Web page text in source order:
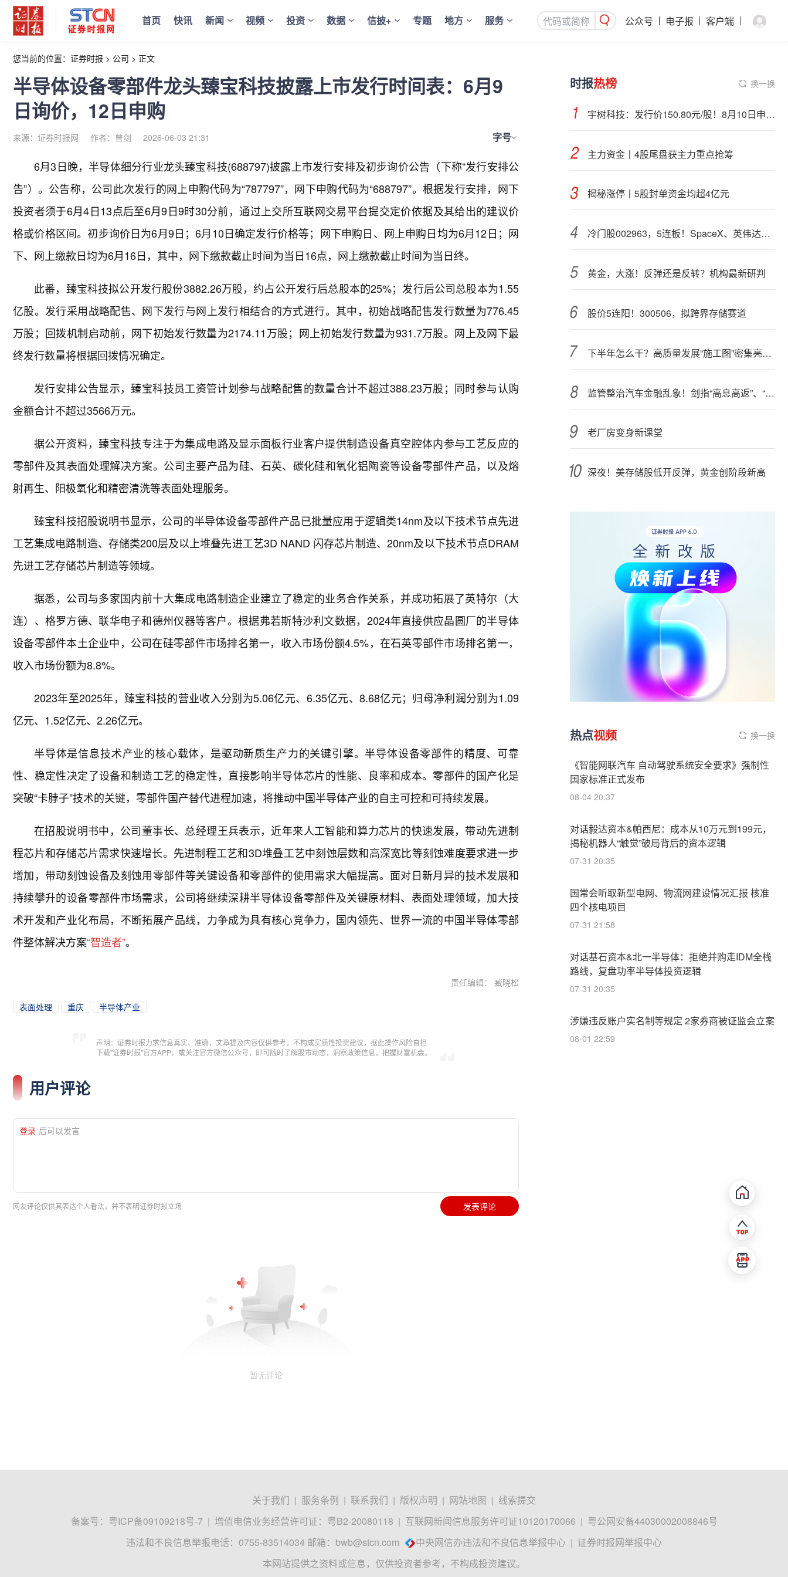
首页 快讯 新闻 视频 投资 数据 信披+ 专题 地方 服务 公众号 电子报 客户端
您当前的位置： 证券时报 > 公司 > 正文
半导体设备零部件龙头臻宝科技披露上市发行时间表：6月9
日询价，12日申购
来源：证券时报网 作者：曾剑 2026-06-03 21:31 字号
6月3日晚，半导体细分行业龙头臻宝科技(688797)披露上市发行安排及初步询价公告（下称“发行安排公
告”）。公告称，公司此次发行的网上申购代码为“787797”，网下申购代码为“688797”。根据发行安排，网下
投资者须于6月4日13点后至6月9日9时30分前，通过上交所互联网交易平台提交定价依据及其给出的建议价
格或价格区间。初步询价日为6月9日；6月10日确定发行价格等；网下申购日、网上申购日均为6月12日；网
下、网上缴款日均为6月16日，其中，网下缴款截止时间为当日16点，网上缴款截止时间为当日终。
此番，臻宝科技拟公开发行股份3882.26万股，约占公开发行后总股本的25%；发行后公司总股本为1.55
亿股。发行采用战略配售、网下发行与网上发行相结合的方式进行。其中，初始战略配售发行数量为776.45
万股；回拨机制启动前，网下初始发行数量为2174.11万股；网上初始发行数量为931.7万股。网上及网下最
终发行数量将根据回拨情况确定。
发行安排公告显示，臻宝科技员工资管计划参与战略配售的数量合计不超过388.23万股；同时参与认购
金额合计不超过3566万元。
据公开资料，臻宝科技专注于为集成电路及显示面板行业客户提供制造设备真空腔体内参与工艺反应的
零部件及其表面处理解决方案。公司主要产品为硅、石英、碳化硅和氧化铝陶瓷等设备零部件产品，以及熔
射再生、阳极氧化和精密清洗等表面处理服务。
臻宝科技招股说明书显示，公司的半导体设备零部件产品已批量应用于逻辑类14nm及以下技术节点先进
工艺集成电路制造、存储类200层及以上堆叠先进工艺3D NAND 闪存芯片制造、20nm及以下技术节点DRAM
先进工艺存储芯片制造等领域。
据悉，公司与多家国内前十大集成电路制造企业建立了稳定的业务合作关系，并成功拓展了英特尔（大
连）、格罗方德、联华电子和德州仪器等客户。根据弗若斯特沙利文数据，2024年直接供应晶圆厂的半导体
设备零部件本土企业中，公司在硅零部件市场排名第一，收入市场份额4.5%，在石英零部件市场排名第一，
收入市场份额为8.8%。
2023年至2025年，臻宝科技的营业收入分别为5.06亿元、6.35亿元、8.68亿元；归母净利润分别为1.09
亿元、1.52亿元、2.26亿元。
半导体是信息技术产业的核心载体，是驱动新质生产力的关键引擎。半导体设备零部件的精度、可靠
性、稳定性决定了设备和制造工艺的稳定性，直接影响半导体芯片的性能、良率和成本。零部件的国产化是
突破“卡脖子”技术的关键，零部件国产替代进程加速，将推动中国半导体产业的自主可控和可持续发展。
在招股说明书中，公司董事长、总经理王兵表示，近年来人工智能和算力芯片的快速发展，带动先进制
程芯片和存储芯片需求快速增长。先进制程工艺和3D堆叠工艺中刻蚀层数和高深宽比等刻蚀难度要求进一步
增加，带动刻蚀设备及刻蚀用零部件等关键设备和零部件的使用需求大幅提高。面对日新月异的技术发展和
持续攀升的设备零部件市场需求，公司将继续深耕半导体设备零部件及关键原材料、表面处理领域，加大技
术开发和产业化布局，不断拓展产品线，力争成为具有核心竞争力，国内领先、世界一流的中国半导体零部
件整体解决方案“智造者”。
责任编辑： 臧晓松
表面处理 重庆 半导体产业
声明：证券时报力求信息真实、准确，文章提及内容仅供参考，不构成实质性投资建议，据此操作风险自担
下载"证券时报"官方APP，或关注官方微信公众号，即可随时了解股市动态，洞察政策信息，把握财富机会。
用户评论
登录 后可以发言
网友评论仅供其表达个人看法，并不表明证券时报立场 发表评论
暂无评论
时报热榜 换一换
宇树科技：发行价150.80元/股！8月10日申购，DeepSeek参与战略配售
主力资金丨4股尾盘获主力重点抢筹
揭秘涨停丨5股封单资金均超4亿元
冷门股002963，5连板！SpaceX、英伟达联手，入局太空算力（附股）
黄金，大涨！反弹还是反转？机构最新研判
股价5连阳！300506，拟跨界存储赛道
下半年怎么干？高质量发展“施工图”密集亮相 聚焦主业提质增效 国资央企向AI要动能
监管整治汽车金融乱象！剑指“高息高返”、“零首付”“低首付”诱导购车
老厂房变身新课堂
深夜！美存储股低开反弹，黄金创阶段新高
热点视频 换一换
《智能网联汽车 自动驾驶系统安全要求》强制性
国家标准正式发布
08-04 20:37
对话毅达资本&帕西尼：成本从10万元到199元，
揭秘机器人“触觉”破局背后的资本逻辑
07-31 20:35
国常会听取新型电网、物流网建设情况汇报 核准
四个核电项目
07-31 21:58
对话基石资本&北一半导体：拒绝并购走IDM全栈
路线，复盘功率半导体投资逻辑
07-31 20:35
涉嫌违反账户实名制等规定 2家券商被证监会立案
08-01 22:59
关于我们 | 服务条例 | 联系我们 | 版权声明 | 网站地图 | 线索提交
备案号： 粤ICP备09109218号-7 | 增值电信业务经营许可证：粤B2-20080118 | 互联网新闻信息服务许可证10120170066 | 粤公网安备44030002008846号
违法和不良信息举报电话：0755-83514034 邮箱： bwb@stcn.com 中央网信办违法和不良信息举报中心 | 证券时报网举报中心
本网站提供之资料或信息，仅供投资者参考，不构成投资建议。